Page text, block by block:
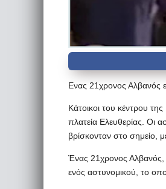
Ενας 21χρονος Αλβανός
Κάτοικοι του κέντρου
πλατεία Ελευθερίας. Οι
βρίσκονταν στο σημείο,
Ένας 21χρονος Αλβανός,
ενός αστυνομικού, το